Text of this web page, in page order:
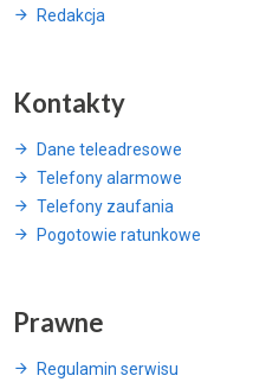
Redakcja
Kontakty
Dane teleadresowe
Telefony alarmowe
Telefony zaufania
Pogotowie ratunkowe
Prawne
Regulamin serwisu